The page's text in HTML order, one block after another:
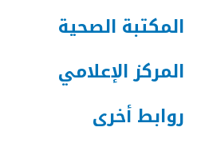
المكتبة الصحية
المركز الإعلامي
روابط أخرى